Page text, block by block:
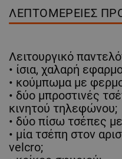
ΛΕΠΤΟΜΈΡΕΙΕΣ
Λειτουργικό
• ίσια, χαλαρή
• κούμπωμα με
• δύο μπροστινές
κινητού τηλεφώνου;
• δύο πίσω τσέπες
• μία τσέπη στον
velcro;